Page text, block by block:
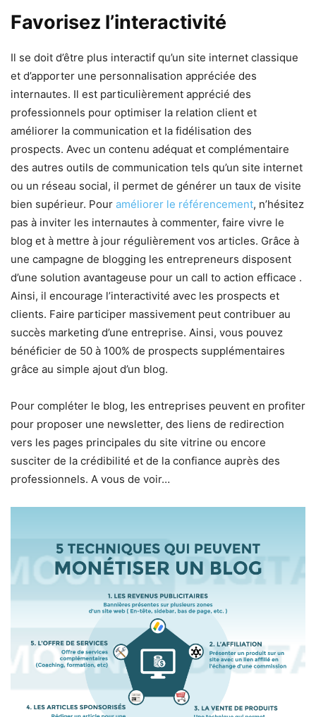
Favorisez l’interactivité
Il se doit d’être plus interactif qu’un site internet classique
et d’apporter une personnalisation appréciée des
internautes. Il est particulièrement apprécié des
professionnels pour optimiser la relation client et
améliorer la communication et la fidélisation des
prospects. Avec un contenu adéquat et complémentaire
des autres outils de communication tels qu’un site internet
ou un réseau social, il permet de générer un taux de visite
bien supérieur. Pour améliorer le référencement, n’hésitez
pas à inviter les internautes à commenter, faire vivre le
blog et à mettre à jour régulièrement vos articles. Grâce à
une campagne de blogging les entrepreneurs disposent
d’une solution avantageuse pour un call to action efficace .
Ainsi, il encourage l’interactivité avec les prospects et
clients. Faire participer massivement peut contribuer au
succès marketing d’une entreprise. Ainsi, vous pouvez
bénéficier de 50 à 100% de prospects supplémentaires
grâce au simple ajout d’un blog.
Pour compléter le blog, les entreprises peuvent en profiter
pour proposer une newsletter, des liens de redirection
vers les pages principales du site vitrine ou encore
susciter de la crédibilité et de la confiance auprès des
professionnels. A vous de voir…